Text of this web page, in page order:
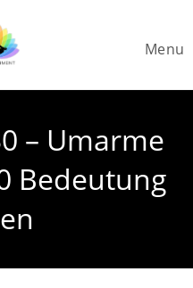
Menu
– Umarme
Bedeutung